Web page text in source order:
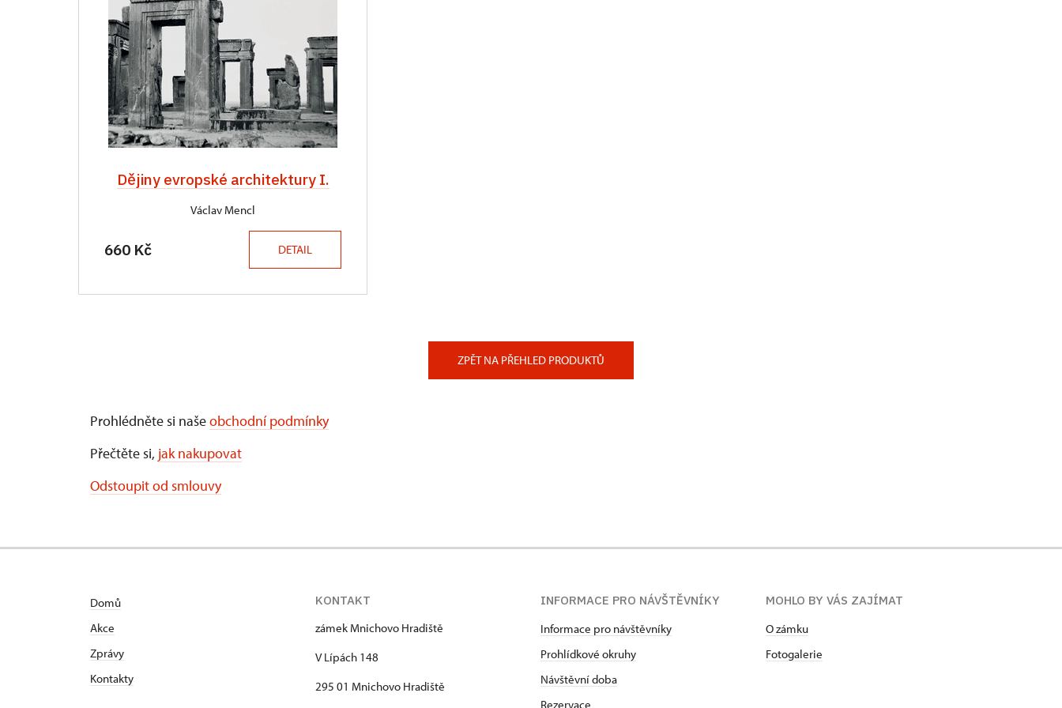
Dějiny evropské architektury I.
Václav Mencl
660 Kč DETAIL
ZPĚT NA PŘEHLED PRODUKTŮ
Prohlédněte si našeobchodní podmínky
Přečtěte si, jak nakupovat
Odstoupit od smlouvy
Domů
Akce
Zprávy
Kontakty
KONTAKT
zámek Mnichovo Hradiště
V Lípách 148
295 01 Mnichovo Hradiště
INFORMACE PRO NÁVŠTĚVNÍKY
Informace pro návštěvníky
Prohlídkové okruhy
Návštěvní doba
Rezervace
MOHLO BY VÁS ZAJÍMAT
O zámku
Fotogalerie